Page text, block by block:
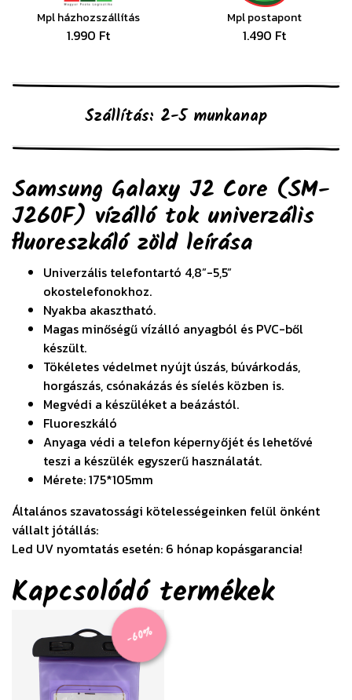
Mpl házhozszállítás
1.990 Ft
Mpl postapont
1.490 Ft
Szállítás: 2-5 munkanap
Samsung Galaxy J2 Core (SM-
J260F) vízálló tok univerzális
fluoreszkáló zöld leírása
Univerzális telefontartó 4,8”-5,5”
okostelefonokhoz.
Nyakba akasztható.
Magas minőségű vízálló anyagból és PVC-ből
készült.
Tökéletes védelmet nyújt úszás, búvárkodás,
horgászás, csónakázás és síelés közben is.
Megvédi a készüléket a beázástól.
Fluoreszkáló
Anyaga védi a telefon képernyőjét és lehetővé
teszi a készülék egyszerű használatát.
Mérete: 175*105mm
Általános szavatossági kötelességeinken felül önként
vállalt jótállás:
Led UV nyomtatás esetén: 6 hónap kopásgarancia!
Kapcsolódó termékek
-60%